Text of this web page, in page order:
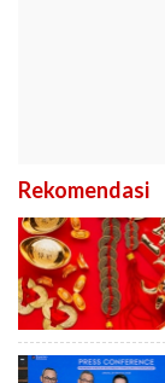
Rekomendasi